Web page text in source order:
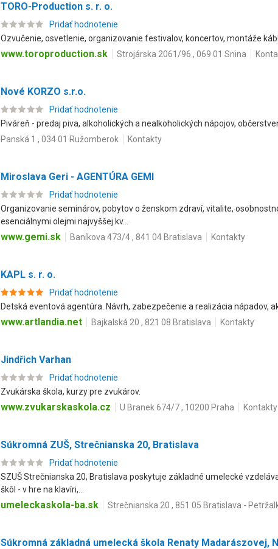
TORO-Production s. r. o.
Pridať hodnotenie
Ozvučenie, osvetlenie, organizovanie festivalov, koncertov, montáže
www.toroproduction.sk Strojárska 2061/96 , 069 01 Snina
Nové KORZO s.r.o.
Pridať hodnotenie
Piváreň - predaj piva, alkoholických a nealkoholických nápojov,
Panská 1 , 034 01 Ružomberok
Kontakty
Miroslava Geri - AGENTÚRA GEMI
Pridať hodnotenie
Organizovanie seminárov, pobytov o ženskom zdraví, vitalite,
esenciálnymi olejmi najvyššej kv...
www.gemi.sk Baníkova 473/4 , 841 04 Bratislava Kontakty
KAPL s. r. o.
Pridať hodnotenie
Detská eventová agentúra. Návrh, zabezpečenie a realizácia nápadov,
www.artlandia.net Bajkalská 20 , 821 08 Bratislava Kontakty
Jindřich Varhan
Pridať hodnotenie
Zvukárska škola, kurzy pre zvukárov.
www.zvukarskaskola.cz U Branek 674/7 , 10200 Praha Kontakty
Súkromná ZUŠ, Strečnianska 20, Bratislava
Pridať hodnotenie
SZUŠ Strečnianska 20, Bratislava poskytuje základné umelecké
škôl - v hre na klavíri,...
umeleckaskola-ba.sk Strečnianska 20 , 851 05 Bratislava -
Súkromná základná umelecká škola Renaty Madarászovej,